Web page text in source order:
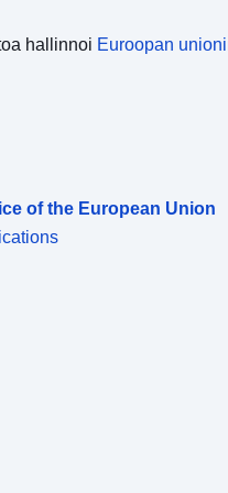
hallinnoi Euroopan
of the European Union